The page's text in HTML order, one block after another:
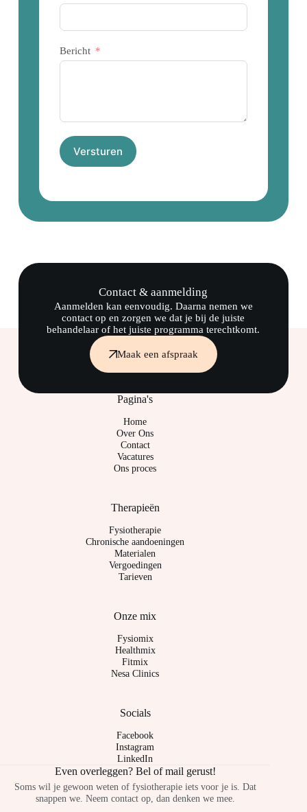
Bericht
Versturen
Contact & aanmelding
Aanmelden kan eenvoudig. Daarna nemen we
contact op en zorgen we dat je bij de juiste
behandelaar of het juiste programma terechtkomt.
Maak een afspraak
Pagina's
Home
Over Ons
Contact
Vacatures
Ons proces
Therapieën
Fysiotherapie
Chronische aandoeningen
Materialen
Vergoedingen
Tarieven
Onze mix
Fysiomix
Healthmix
Fitmix
Nesa Clinics
Socials
Facebook
Instagram
LinkedIn
Even overleggen? Bel of mail gerust!
Soms wil je gewoon weten of fysiotherapie iets voor je is. Dat
snappen we. Neem contact op, dan denken we mee.